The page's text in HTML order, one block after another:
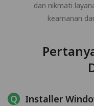
dan nikmati
keamanan
Installer